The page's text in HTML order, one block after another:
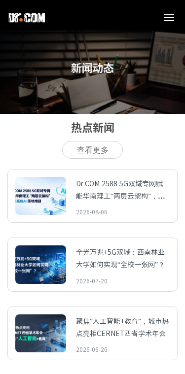
新闻动态
热点新闻
查看更多
Dr.COM 2588 5G双域专网赋
能华南理工“两层云架构”，破
解高校AI落地难题
2026-08-06
全光万兆+5G双域：西南林业
大学如何实现“全校一张网”？
2026-07-20
聚焦“人工智能+教育”，城市热
点亮相CERNET四省学术年会
2026-06-26